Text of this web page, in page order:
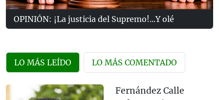
OPINIÓN: ¡La justicia del Supremo!...Y olé
LO MÁS LEÍDO LO MÁS COMENTADO
Fernández Calle